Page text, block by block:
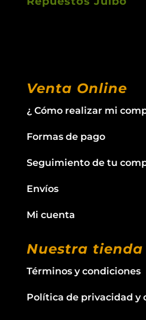
Venta Online
¿ Cómo realizar mi
Formas de pago
Seguimiento de tu
Envíos
Mi cuenta
Nuestra tienda
Términos y condiciones
Política de privacidad y